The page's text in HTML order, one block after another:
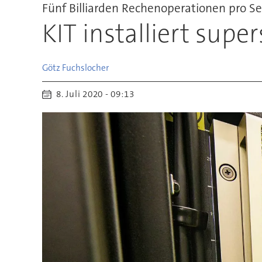
Fünf Billiarden Rechenoperationen pro
KIT installiert
Götz Fuchslocher
8. Juli 2020 - 09:13